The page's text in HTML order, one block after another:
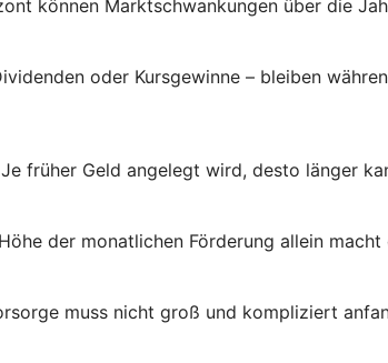
können Marktschwankungen über die
oder Kursgewinne – bleiben
früher Geld angelegt wird, desto länger
der monatlichen Förderung allein
muss nicht groß und kompliziert